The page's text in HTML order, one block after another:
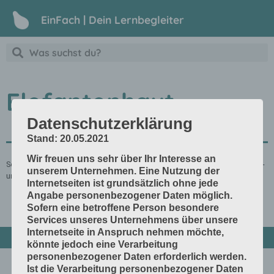
EinFach | Dein Lernbegleiter
Elefantenhaut
Sehr zähes Papier mit einer typischen Aderstruktur. Es ist besonders kratz-
und scheuerfest, abwaschbar.
Datenschutzerklärung
Stand: 20.05.2021
Wir freuen uns sehr über Ihr Interesse an
unserem Unternehmen. Eine Nutzung der
Internetseiten ist grundsätzlich ohne jede
Angabe personenbezogener Daten möglich.
Sofern eine betroffene Person besondere
Services unseres Unternehmens über unsere
Internetseite in Anspruch nehmen möchte,
könnte jedoch eine Verarbeitung
personenbezogener Daten erforderlich werden.
Ist die Verarbeitung personenbezogener Daten